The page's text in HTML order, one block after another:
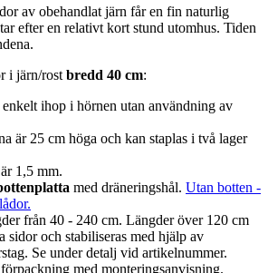
av obehandlat järn får en fin naturlig
efter en relativt kort stund utomhus. Tiden
i järn/rost bredd 40 cm:
ihop i hörnen utan användning av
är 25 cm höga och kan staplas i två lager
1,5 mm.
med dräneringshål. Utan botten -
från 40 - 240 cm. Längder över 120 cm
sidor och stabiliseras med hjälp av
Se under detalj vid artikelnummer.
med monteringsanvisning.